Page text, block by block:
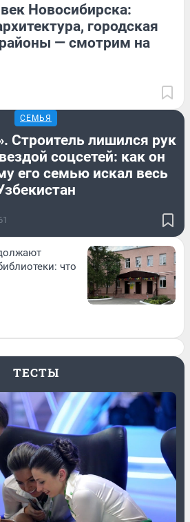
Новосибирска:
городская
— смотрим на
СЕМЬЯ
Строитель лишился рук
соцсетей: как он
его семью искал весь
что
ТЕСТЫ